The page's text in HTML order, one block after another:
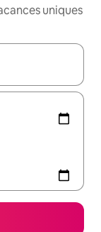
uniques
flèches vers le